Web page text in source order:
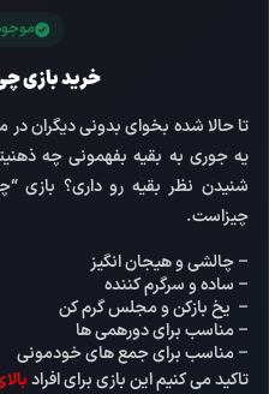
خرید بازی
تا حالا شده بخوای بدونی دیگران
یه جوری به بقیه بفهمونی چه
شنیدن نظر بقیه رو داری؟ بازی
چیزاست.
– چالشی و هیجان انگیز
– ساده و سرگرم کننده
– یخ بازکن و مجلس گرم کن
– مناسب برای دورهمی ها
– مناسب برای جمع های خودمونی
تاکید می کنیم این بازی برای افرادبالای 18